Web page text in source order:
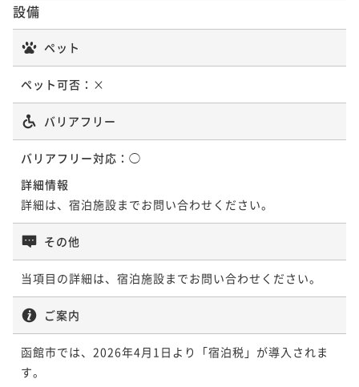
設備
ペット
ペット可否： ×
バリアフリー
バリアフリー対応： ◯
詳細情報
詳細は、宿泊施設までお問い合わせください。
その他
当項目の詳細は、宿泊施設までお問い合わせください。
ご案内
函館市では、2026年4月1日より「宿泊税」が導入されま
す。